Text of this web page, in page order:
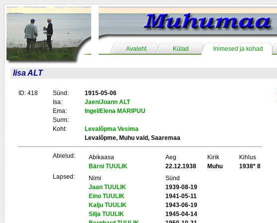
Avaleht Külad Inimesed ja kohad
Iisa ALT
ID: 418 Sünd:
1915-05-06
Isa:
Jaen/Joann ALT
Ema:
Ingel/Elena MARIPUU
Surm:
Koht:
Levalõpma Vesima
Levalõpme, Muhu vald, Saaremaa
Abielud: Abikaasa Aeg Kirik
Kihlus
Bärni TUULIK
22.12.1938 Muhu
1938* 8
Lapsed:
Nimi
Sünd
Jaan TUULIK
1939-08-19
Eino TUULIK
1941-05-11
Kalju TUULIK
1943-06-19
Silja TUULIK
1945-04-14